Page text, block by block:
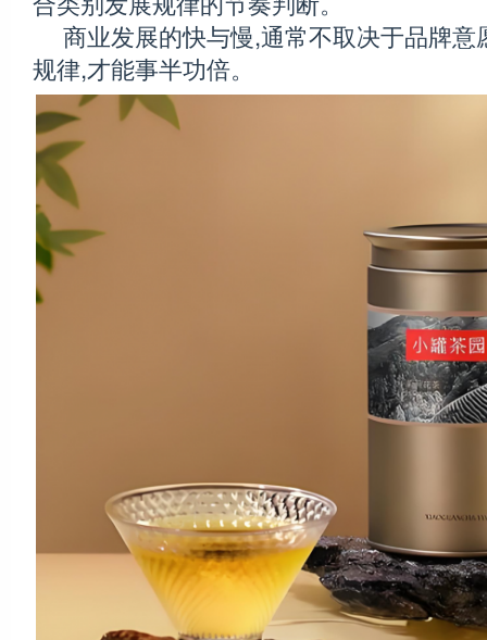
商业发展的快与慢,通常不取决于品牌意
规律,才能事半功倍。